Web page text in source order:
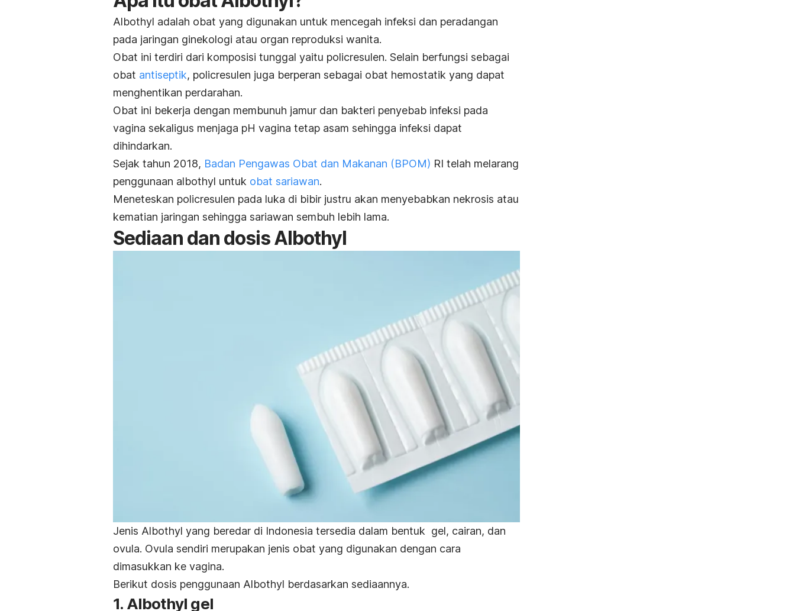
Albothyl adalah obat yang digunakan untuk mencegah infeksi dan peradangan
pada jaringan ginekologi atau organ reproduksi wanita.
Obat ini terdiri dari komposisi tunggal yaitu policresulen. Selain berfungsi sebagai
obat antiseptik, policresulen juga berperan sebagai obat hemostatik yang dapat
menghentikan perdarahan.
Obat ini bekerja dengan membunuh jamur dan bakteri penyebab infeksi pada
vagina sekaligus menjaga pH vagina tetap asam sehingga infeksi dapat
dihindarkan.
Sejak tahun 2018, Badan Pengawas Obat dan Makanan (BPOM) RI telah melarang
penggunaan albothyl untuk obat sariawan.
Meneteskan policresulen pada luka di bibir justru akan menyebabkan nekrosis atau
kematian jaringan sehingga sariawan sembuh lebih lama.
Sediaan dan dosis Albothyl
Jenis Albothyl yang beredar di Indonesia tersedia dalam bentuk gel, cairan, dan
ovula. Ovula sendiri merupakan jenis obat yang digunakan dengan cara
dimasukkan ke vagina.
Berikut dosis penggunaan Albothyl berdasarkan sediaannya.
1. Albothyl gel